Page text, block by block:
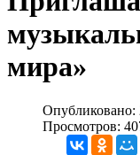
мира»
Опубликовано:
Просмотров: